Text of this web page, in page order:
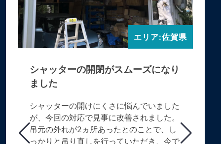
エリア:佐賀県
シャッターの開閉がスムーズになり
ました
シャッターの開けにくさに悩んでいました
が、今回の対応で見事に改善されました。
吊元の外れが2ヵ所あったとのことで、し
っかりと吊り直しを行っていただき、今で